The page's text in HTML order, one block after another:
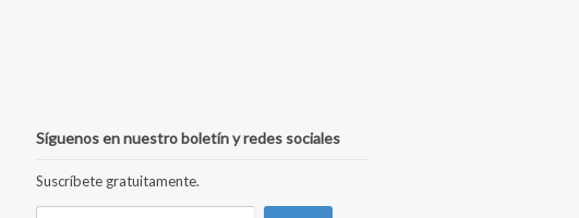
Síguenos en nuestro boletín y redes sociales
Suscríbete gratuitamente.